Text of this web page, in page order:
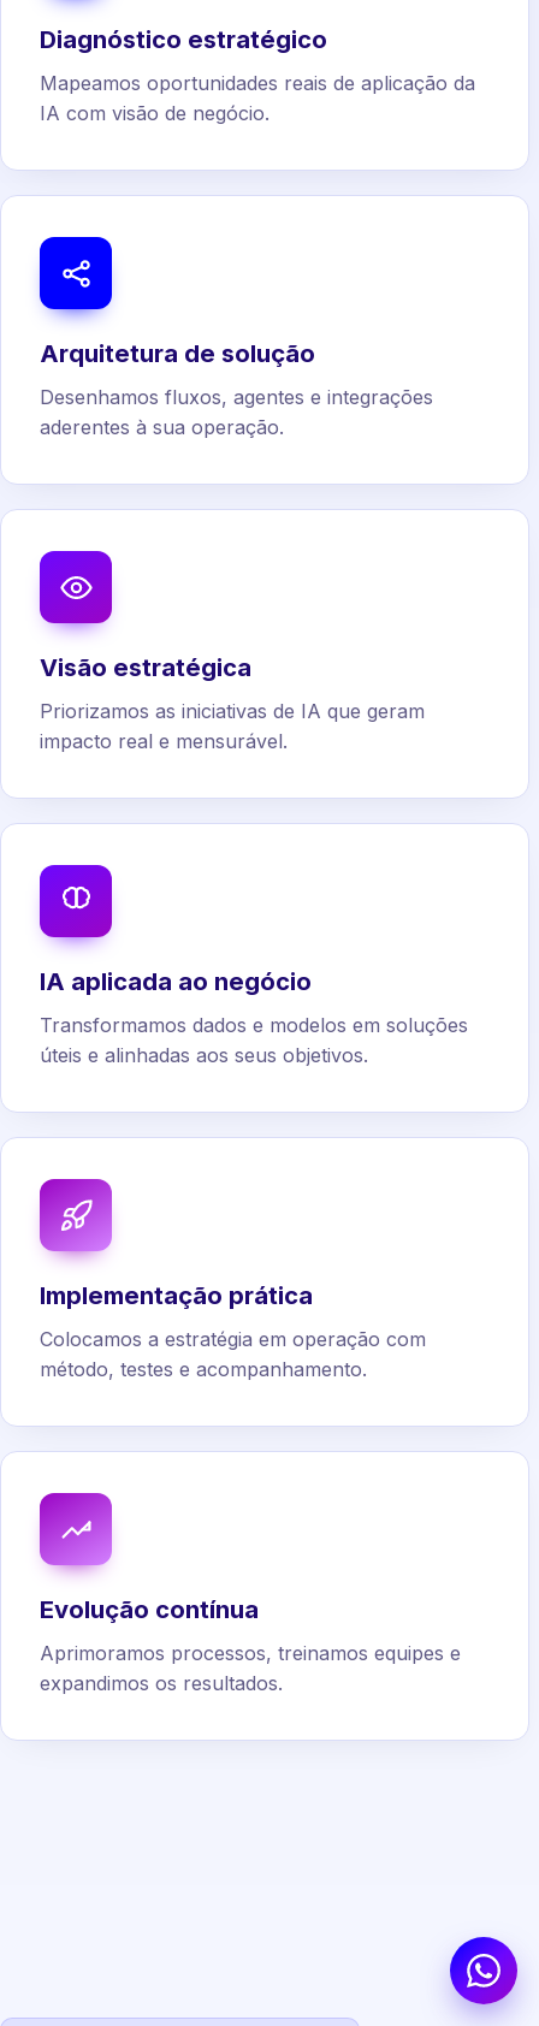
Diagnóstico estratégico
Mapeamos oportunidades reais de aplicação da
IA com visão de negócio.
Arquitetura de solução
Desenhamos fluxos, agentes e integrações
aderentes à sua operação.
Visão estratégica
Priorizamos as iniciativas de IA que geram
impacto real e mensurável.
IA aplicada ao negócio
Transformamos dados e modelos em soluções
úteis e alinhadas aos seus objetivos.
Implementação prática
Colocamos a estratégia em operação com
método, testes e acompanhamento.
Evolução contínua
Aprimoramos processos, treinamos equipes e
expandimos os resultados.